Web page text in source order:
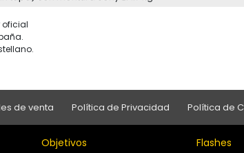
oficial
de venta Política de Privacidad Política de
Objetivos Flashes